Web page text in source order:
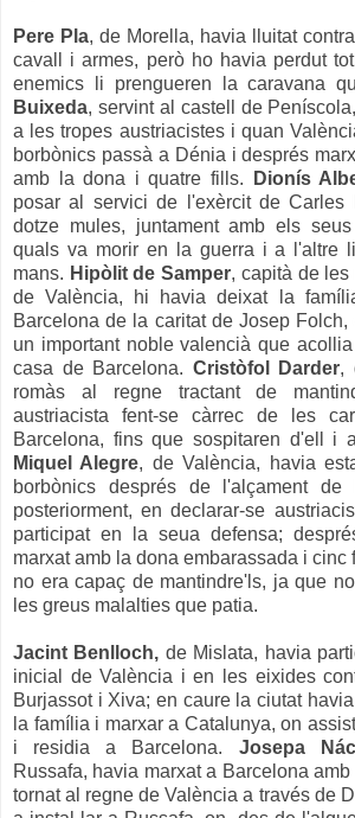
Pere Pla, de Morella, havia lluitat
cavall i armes, però ho havia perdut
enemics li prengueren la caravana
Buixeda, servint al castell de
a les tropes austriacistes i quan
borbònics passà a Dénia i després
amb la dona i quatre fills.
Dionís
posar al servici de l'exèrcit de Carles
dotze mules, juntament amb els
quals va morir en la guerra i a l'altre
mans. Hipòlit de Samper, capità de
de València, hi havia deixat la
Barcelona de la caritat de Josep Folch,
un important noble valencià que
casa de Barcelona. Cristòfol Darder,
romàs al regne tractant de
austriacista fent-se càrrec de les
Barcelona, fins que sospitaren d'ell i
Miquel Alegre, de València, havia
borbònics després de l'alçament
posteriorment, en declarar-se
participat en la seua defensa;
marxat amb la dona embarassada i cinc
no era capaç de mantindre'ls, ja que
les greus malalties que patia.
Jacint Benlloch, de Mislata, havia
inicial de València i en les eixides
Burjassot i Xiva; en caure la ciutat
la família i marxar a Catalunya, on
i residia a Barcelona.
Josepa
Russafa, havia marxat a Barcelona
tornat al regne de València a través de